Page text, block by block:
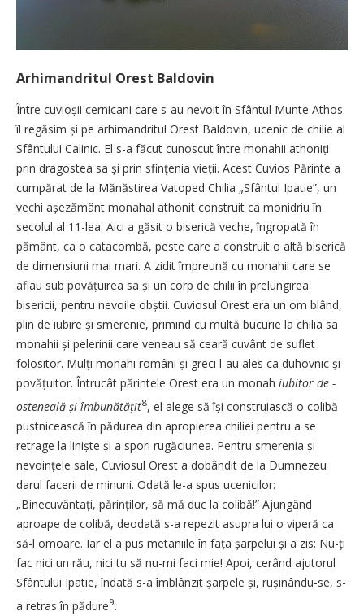
Arhimandritul Orest Baldovin
Între cuvioșii cernicani care s-au nevoit în Sfântul Munte Athos
îl regăsim și pe arhimandritul Orest Baldovin, ucenic de chilie al
Sfântului Calinic. El s-a făcut cunoscut între monahii athoniți
prin dragostea sa și prin sfințenia vieții. Acest Cuvios Părinte a
cumpărat de la Mănăstirea Vatoped Chilia „Sfântul Ipatie”, un
vechi așezământ monahal athonit construit ca monidriu în
secolul al 11-lea. Aici a găsit o biserică veche, îngropată în
pământ, ca o catacombă, peste care a construit o altă biserică
de dimensiuni mai mari. A zidit împreună cu monahii care se
aflau sub povățuirea sa și un corp de chilii în prelungirea
bisericii, pentru nevoile obștii. Cuviosul Orest era un om blând,
plin de iubire și smerenie, primind cu multă bucurie la chilia sa
monahii și pelerinii care veneau să ceară cuvânt de suflet
folositor. Mulți monahi români ­și greci l-au ales ca duhovnic ­și
povățuitor. Întrucât părintele Orest era un monah iubitor de ­
osteneală și îmbunătățit8, el alege să își construiască o colibă
pustnicească în pădurea din apropierea chiliei pentru a se
retrage la liniște și a spori rugăciunea. Pentru smerenia și
nevoințele sale, Cuviosul Orest a dobândit de la Dumnezeu
darul facerii de minuni. Odată ­le-a spus ucenicilor:
„Binecuvântați, pă­rinților, să mă duc la colibă!” Ajungând
aproape de colibă, deodată s-a repezit asupra lui o viperă ca
să-l omoare. Iar el a pus metaniile în fața șarpelui și a zis: Nu-ți
fac nici un rău, nici tu să nu-mi faci mie! Apoi, cerând ajutorul
Sfântului Ipatie, îndată s-a îmblânzit șarpele și, rușinându-se, ­s-
a retras în pădure9.